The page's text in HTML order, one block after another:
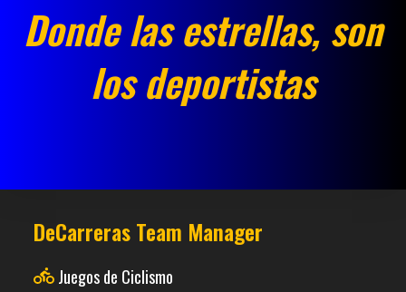
Donde las estrellas, son
los deportistas
DeCarreras Team Manager
Juegos de Ciclismo